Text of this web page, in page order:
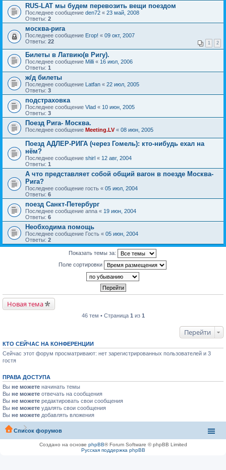
RUS-LAT мы будем перевозить вещи поездом
Последнее сообщение den72 « 23 май, 2008
Ответы: 2
москва-рига
Последнее сообщение Егор! « 09 окт, 2007
Ответы: 22 1 2
Билеты в Латвию(в Ригу).
Последнее сообщение Milli « 16 июл, 2006
Ответы: 1
ж/д билеты
Последнее сообщение Latfan « 22 июл, 2005
Ответы: 3
подстраховка
Последнее сообщение Vlad « 10 июн, 2005
Ответы: 3
Поезд Рига- Москва.
Последнее сообщение Meeting.LV« 08 июн, 2005
Поезд АДЛЕР-РИГА (через Гомель): кто-нибудь ехал на
нём?
Последнее сообщение shirl « 12 авг, 2004
Ответы: 1
А что представляет собой общий вагон в поезде Москва-
Рига?
Последнее сообщение гость « 05 июл, 2004
Ответы: 6
поезд Санкт-Петербург
Последнее сообщение anna « 19 июн, 2004
Ответы: 6
Необходима помощь
Последнее сообщение Гость « 05 июн, 2004
Ответы: 2
Показать темы за:
Поле сортировки
Новая тема
46 тем • Страница 1 из 1
Перейти
КТО СЕЙЧАС НА КОНФЕРЕНЦИИ
Сейчас этот форум просматривают: нет зарегистрированных пользователей и 3
гостя
ПРАВА ДОСТУПА
Вы не можете начинать темы
Вы не можете отвечать на сообщения
Вы не можете редактировать свои сообщения
Вы не можете удалять свои сообщения
Вы не можете добавлять вложения
Список форумов
Создано на основе phpBB® Forum Software © phpBB Limited
Русская поддержка phpBB